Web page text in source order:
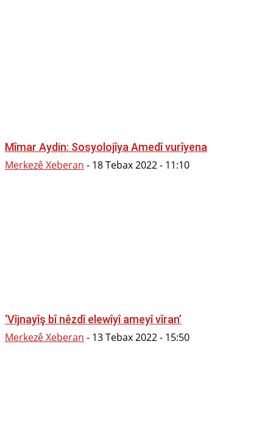
Mîmar Aydin: Sosyolojîya Amedî vurîyena
Merkezê Xeberan - 18 Tebax 2022 - 11:10
‘Vîjnayîş bî nêzdî elewîyî ameyî vîran’
Merkezê Xeberan - 13 Tebax 2022 - 15:50